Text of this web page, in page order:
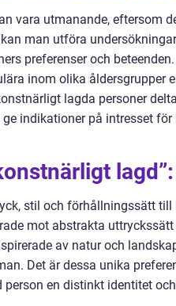
vara utmanande, eftersom
man utföra
preferenser och
inom olika åldersgrupper
lagda personer
indikationer på intresset
lagd”:
stil och förhållningssätt till
mot abstrakta
av natur och
Det är dessa unika
en distinkt identitet